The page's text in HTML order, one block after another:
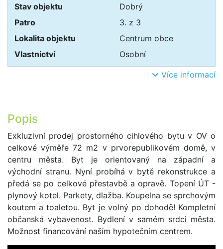
Stav objektu
Dobrý
Patro
3. z 3
Lokalita objektu
Centrum obce
Vlastnictví
Osobní
Více informací
Popis
Exkluzivní prodej prostorného cihlového bytu v OV o
celkové výměře 72 m2 v prvorepublikovém domě, v
centru města. Byt je orientovaný na západní a
východní stranu. Nyní probíhá v bytě rekonstrukce a
předá se po celkové přestavbě a opravě. Topení ÚT -
plynový kotel. Parkety, dlažba. Koupelna se sprchovým
koutem a toaletou. Byt je volný po dohodě! Kompletní
občanská vybavenost. Bydlení v samém srdci města.
Možnost financování naším hypotečním centrem.